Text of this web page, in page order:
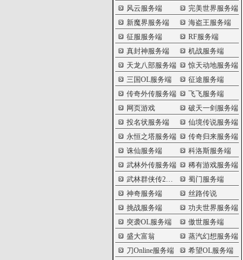
风云服务端
完美世界服务端
新魔界服务端
海盗王服务端
征服服务端
RF服务端
真封神服务端
机战服务端
天龙八部服务端
惊天动地服务端
三国OL服务端
征途服务端
传奇外传服务端
飞飞服务端
网页游戏
破天一剑服务端
投名状服务端
仙境传说服务端
永恒之塔服务端
传奇归来服务端
诛仙服务端
科洛斯服务端
武林外传服务端
稀有游戏服务端
武林群侠传2服务端
蜀门服务端
神奇服务端
丝路传说
挑战服务端
功夫世界服务端
突袭OL服务端
傲世服务端
盛大富翁
蒸汽幻想服务端
刀Online服务端
希望OL服务端